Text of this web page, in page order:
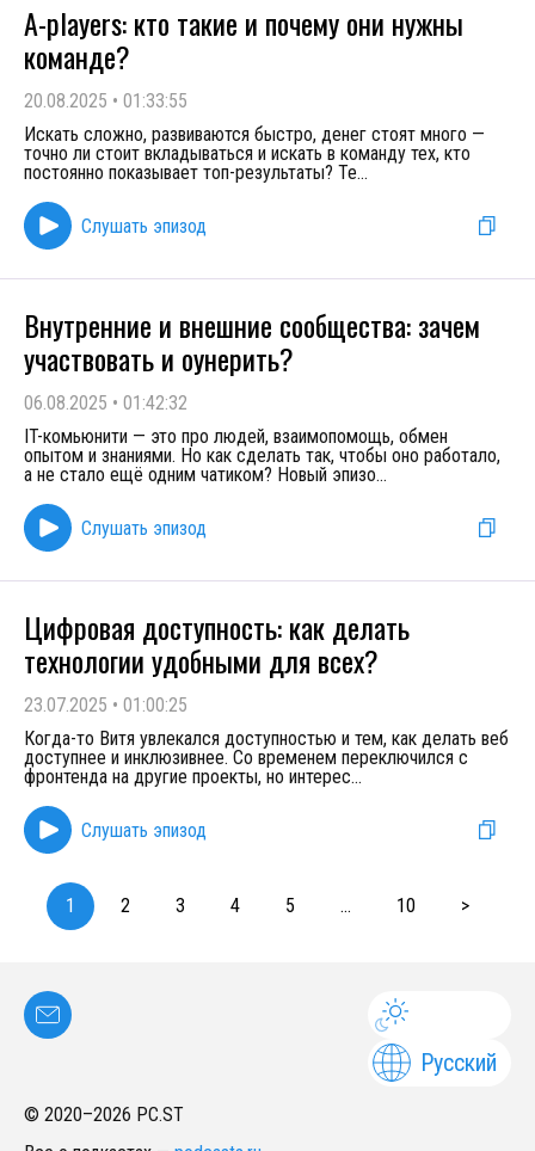
A-players: кто такие и почему они нужны
команде?
20.08.2025 • 01:33:55
Искать сложно, развиваются быстро, денег стоят много —
точно ли стоит вкладываться и искать в команду тех, кто
постоянно показывает топ-результаты? Те...
Слушать эпизод
Внутренние и внешние сообщества: зачем
участвовать и оунерить?
06.08.2025 • 01:42:32
IT-комьюнити — это про людей, взаимопомощь, обмен
опытом и знаниями. Но как сделать так, чтобы оно работало,
а не стало ещё одним чатиком? Новый эпизо...
Слушать эпизод
Цифровая доступность: как делать
технологии удобными для всех?
23.07.2025 • 01:00:25
Когда-то Витя увлекался доступностью и тем, как делать веб
доступнее и инклюзивнее. Со временем переключился с
фронтенда на другие проекты, но интерес...
Слушать эпизод
1 2 3 4 5 ... 10 >
Русский
© 2020–2026 PC.ST